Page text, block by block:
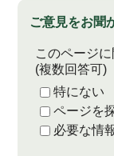
ご意見をお聞
このページ
(複数回答可)
特にない
ページを
必要な情